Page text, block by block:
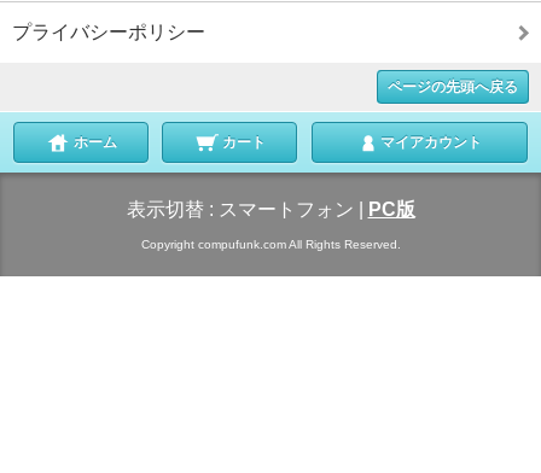
プライバシーポリシー
ページの先頭へ戻る
ホーム カート マイアカウント
表示切替 : スマートフォン PC版
Copyright compufunk.com All Rights Reserved.